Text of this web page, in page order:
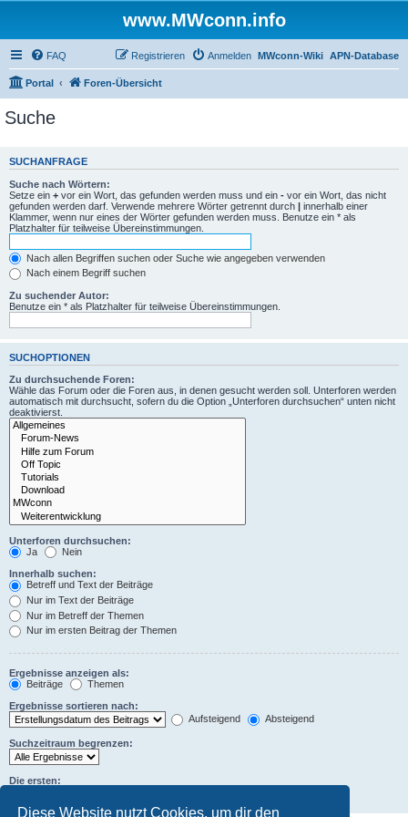
Diese Website nutzt Cookies, um dir den
www.MWconn.info
FAQ APN-Database
MWconn-Wiki
Anmelden
Registrieren
Portal Foren-Übersicht
Suche
SUCHANFRAGE
Suche nach Wörtern:
Setze ein + vor ein Wort, das gefunden werden muss und ein - vor ein Wort, das nicht
gefunden werden darf. Verwende mehrere Wörter getrennt durch | innerhalb einer
Klammer, wenn nur eines der Wörter gefunden werden muss. Benutze ein * als
Platzhalter für teilweise Übereinstimmungen.
Nach allen Begriffen suchen oder Suche wie angegeben verwenden
Nach einem Begriff suchen
Zu suchender Autor:
Benutze ein * als Platzhalter für teilweise Übereinstimmungen.
SUCHOPTIONEN
Zu durchsuchende Foren:
Wähle das Forum oder die Foren aus, in denen gesucht werden soll. Unterforen werden
automatisch mit durchsucht, sofern du die Option „Unterforen durchsuchen“ unten nicht
deaktivierst.
Unterforen durchsuchen:
Ja
Nein
Innerhalb suchen:
Betreff und Text der Beiträge
Nur im Text der Beiträge
Nur im Betreff der Themen
Nur im ersten Beitrag der Themen
Ergebnisse anzeigen als:
Beiträge
Themen
Ergebnisse sortieren nach:
Aufsteigend
Absteigend
Suchzeitraum begrenzen:
Die ersten: